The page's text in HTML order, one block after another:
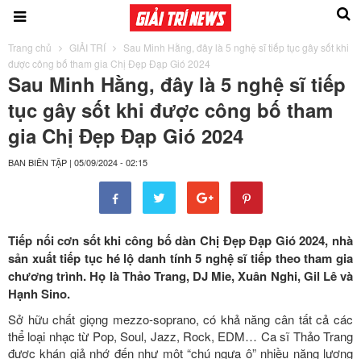
Trang chủ GIẢI TRÍ
Sau Minh Hằng, đây là 5 nghệ sĩ tiếp tục gây sốt khi
được công bố tham gia Chị Đẹp Đạp Gió 2024
Sau Minh Hằng, đây là 5 nghệ sĩ tiếp
tục gây sốt khi được công bố tham
gia Chị Đẹp Đạp Gió 2024
BAN BIÊN TẬP | 05/09/2024 - 02:15
Tiếp nối cơn sốt khi công bố dàn Chị Đẹp Đạp Gió 2024, nhà
sản xuất tiếp tục hé lộ danh tính 5 nghệ sĩ tiếp theo tham gia
chương trình. Họ là Thảo Trang, DJ Mie, Xuân Nghi, Gil Lê và
Hạnh Sino.
Sở hữu chất giọng mezzo-soprano, có khả năng cân tất cả các
thể loại nhạc từ Pop, Soul, Jazz, Rock, EDM… Ca sĩ Thảo Trang
được khán giả nhớ đến như một “chú ngựa ô” nhiều năng lượng